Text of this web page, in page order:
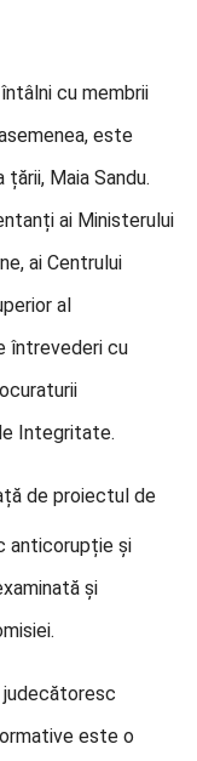
cu membrii
este
Maia Sandu.
ai Ministerului
ai Centrului
al
întrevederi cu
Integritate.
de proiectul de
anticorupție și
și
este o